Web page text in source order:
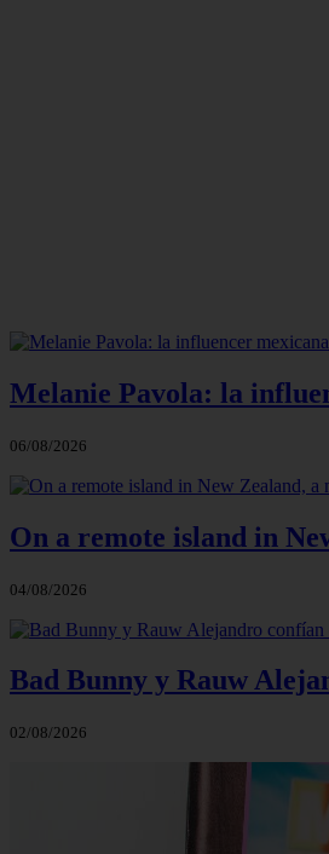
Melanie Pavola: la
06/08/2026
On a remote island in
04/08/2026
Bad Bunny y Rauw
02/08/2026